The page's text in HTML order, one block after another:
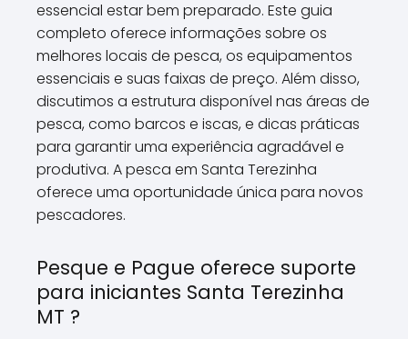
essencial estar bem preparado. Este guia
completo oferece informações sobre os
melhores locais de pesca, os equipamentos
essenciais e suas faixas de preço. Além disso,
discutimos a estrutura disponível nas áreas de
pesca, como barcos e iscas, e dicas práticas
para garantir uma experiência agradável e
produtiva. A pesca em Santa Terezinha
oferece uma oportunidade única para novos
pescadores.
Pesque e Pague oferece suporte
para iniciantes Santa Terezinha
MT ?